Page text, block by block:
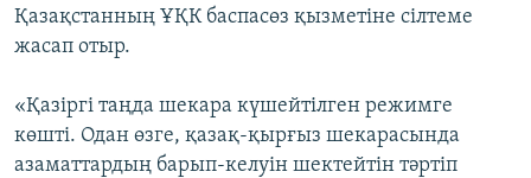
Русский
ЖАЗЫЛЫҢЫЗ
Қазақстанның ҰҚК баспасөз қызметіне сілтеме
жасап отыр.
«Қазіргі таңда шекара күшейтілген режимге
көшті. Одан өзге, қазақ-қырғыз шекарасында
азаматтардың барып-келуін шектейтін тәртіп